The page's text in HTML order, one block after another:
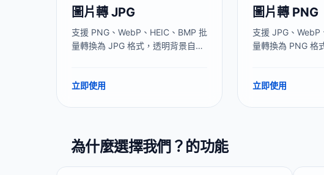
圖片轉 JPG
支援 PNG、WebP、HEIC、BMP 批
量轉換為 JPG 格式，透明背景自動
題。全程本地處理，圖片不上傳伺
立即使用
圖片轉 PNG
支援 JPG、WebP
量轉換為 PNG 格
圖片。全程本地處
立即使用
為什麼選擇我們？的功能